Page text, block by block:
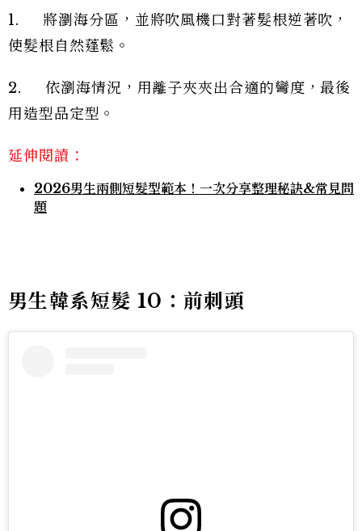
1. 將瀏海分區，並將吹風機口對著髮根逆著吹，
使髮根自然蓬鬆。
2. 依瀏海情況，用離子夾夾出合適的彎度，最後
用造型品定型。
延伸閱讀：
2026男生兩側短髮型範本！一次分享整理秘訣&常見問
題
男生韓系短髮 10：前刺頭